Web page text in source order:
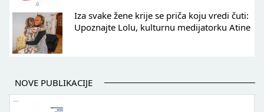
Iza svake žene krije se priča koju vredi čuti:
Upoznajte Lolu, kulturnu medijatorku Atine
NOVE PUBLIKACIJE